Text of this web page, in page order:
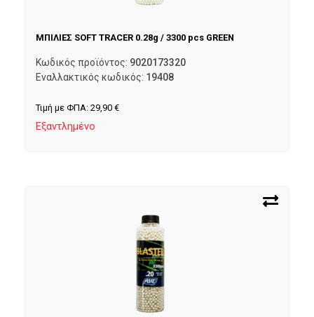
ΜΠΙΛΙΕΣ SOFT TRACER 0.28g / 3300 pcs GREEN
Κωδικός προϊόντος: 9020173320
Εναλλακτικός κωδικός: 19408
Τιμή με ΦΠΑ: 29,90 €
Εξαντλημένο